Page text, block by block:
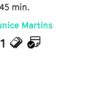
min.
Martins
TicketsCalendar